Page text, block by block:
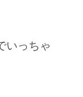
いっちゃ